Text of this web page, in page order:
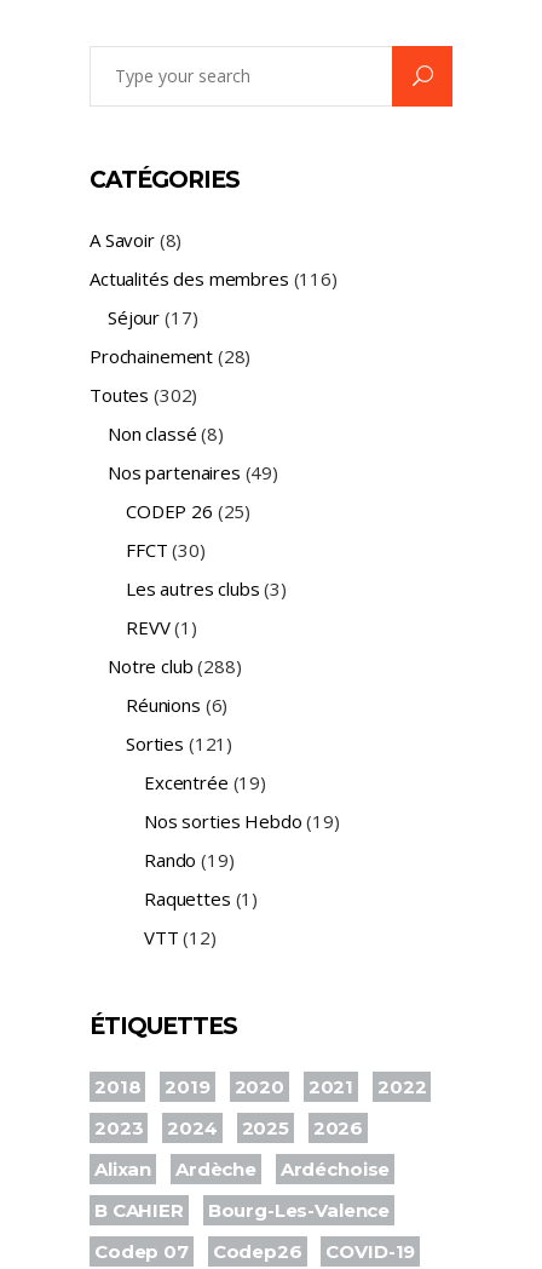
CATÉGORIES
A Savoir(8)
Actualités des membres (116)
Séjour (17)
Prochainement (28)
Toutes (302)
Non classé (8)
Nos partenaires (49)
CODEP 26 (25)
FFCT (30)
Les autres clubs (3)
REVV(1)
Notre club (288)
Réunions (6)
Sorties (121)
Excentrée (19)
Nos sorties Hebdo (19)
Rando (19)
Raquettes (1)
VTT (12)
ÉTIQUETTES
2018 2019 2020 2021
2022
2023
2024 2025
2026
Alixan
Ardèche
Ardéchoise
B CAHIER
Bourg-Les-Valence
Codep 07
Codep26
COVID-19